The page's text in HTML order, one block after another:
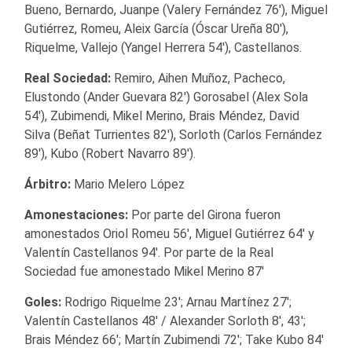
Bueno, Bernardo, Juanpe (Valery Fernández 76′), Miguel
Gutiérrez, Romeu, Aleix García (Óscar Ureña 80′),
Riquelme, Vallejo (Yangel Herrera 54′), Castellanos.
Real Sociedad: Remiro, Aihen Muñoz, Pacheco,
Elustondo (Ander Guevara 82′) Gorosabel (Alex Sola
54′), Zubimendi, Mikel Merino, Brais Méndez, David
Silva (Beñat Turrientes 82′), Sorloth (Carlos Fernández
89′), Kubo (Robert Navarro 89′).
Árbitro: Mario Melero López
Amonestaciones: Por parte del Girona fueron
amonestados Oriol Romeu 56′, Miguel Gutiérrez 64′ y
Valentín Castellanos 94′. Por parte de la Real
Sociedad fue amonestado Mikel Merino 87′
Goles: Rodrigo Riquelme 23′; Arnau Martínez 27′;
Valentín Castellanos 48′ / Alexander Sorloth 8′, 43′;
Brais Méndez 66′; Martín Zubimendi 72′; Take Kubo 84′